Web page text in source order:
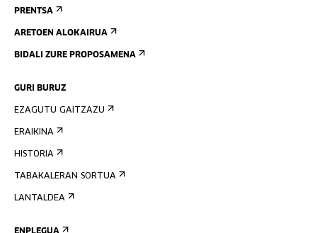
PRENTSA
ARETOEN ALOKAIRUA
BIDALI ZURE PROPOSAMENA
GURI BURUZ
EZAGUTU GAITZAZU
ERAIKINA
HISTORIA
TABAKALERAN SORTUA
LANTALDEA